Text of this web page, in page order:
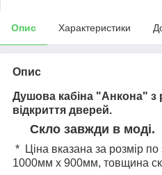
Опис Характеристики
Опис
Душова кабіна "Анкона"
відкриття дверей.
Скло завжди в моді.
* Ціна вказана за розмір по
1000мм х 900мм, товщина